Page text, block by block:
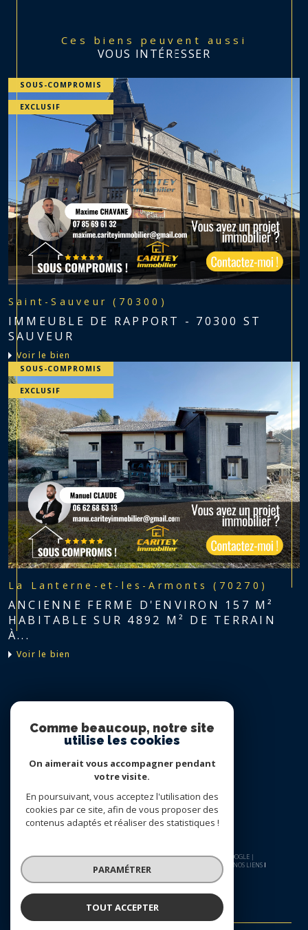
Ces biens peuvent aussi
VOUS INTÉRESSER
SOUS-COMPROMIS
EXCLUSIF
Saint-Sauveur (70300)
IMMEUBLE DE RAPPORT - 70300 ST
SAUVEUR
voir le bien
SOUS-COMPROMIS
EXCLUSIF
La Lanterne-et-les-Armonts (70270)
ANCIENNE FERME D'ENVIRON 157 M²
HABITABLE SUR 4892 M² DE TERRAIN
À...
voir le bien
© 2026 | TOUS DROITS RÉSERVÉS | TRADUCTION POWERED BY GOOGLE |
NOS HONORAIRES
PLAN DU SITE MENTIONS LÉGALES ADMIN
NOS LIENS
POLITIQUE RGPD
Comme beaucoup, notre site
utilise les cookies
On aimerait vous accompagner pendant
votre visite.
En poursuivant, vous acceptez l'utilisation des
cookies par ce site, afin de vous proposer des
contenus adaptés et réaliser des statistiques !
PARAMÉTRER
TOUT ACCEPTER